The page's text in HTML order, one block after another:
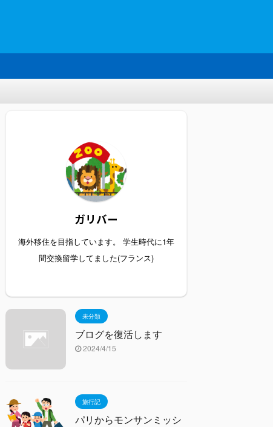
ガリバー
海外移住を目指しています。 学生時代に1年
間交換留学してました(フランス)
未分類
ブログを復活します
2024/4/15
旅行記
パリからモンサンミッシ